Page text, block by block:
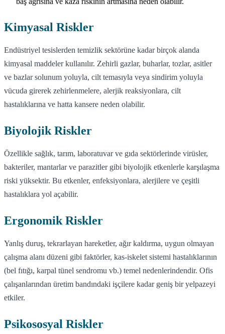
Kimyasal Riskler
Endüstriyel tesislerden temizlik sektörüne kadar birçok alanda
kimyasal maddeler kullanılır. Zehirli gazlar, buharlar, tozlar, asitler
ve bazlar solunum yoluyla, cilt temasıyla veya sindirim yoluyla
vücuda girerek zehirlenmelere, alerjik reaksiyonlara, cilt
hastalıklarına ve hatta kansere neden olabilir.
Biyolojik Riskler
Özellikle sağlık, tarım, laboratuvar ve gıda sektörlerinde virüsler,
bakteriler, mantarlar ve parazitler gibi biyolojik etkenlerle karşılaşma
riski yüksektir. Bu etkenler, enfeksiyonlara, alerjilere ve çeşitli
hastalıklara yol açabilir.
Ergonomik Riskler
Yanlış duruş, tekrarlayan hareketler, ağır kaldırma, uygun olmayan
çalışma alanı düzeni gibi faktörler, kas-iskelet sistemi hastalıklarının
(bel fıtığı, karpal tünel sendromu vb.) temel nedenlerindendir. Ofis
çalışanlarından üretim bandındaki işçilere kadar geniş bir yelpazeyi
etkiler.
Psikososyal Riskler